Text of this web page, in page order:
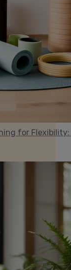
for Flexibility: